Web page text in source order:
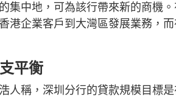
集中地，可為該行帶來新的商機
港企業客戶到大灣區發展業務，
平衡
人稱，深圳分行的貸款規模目標